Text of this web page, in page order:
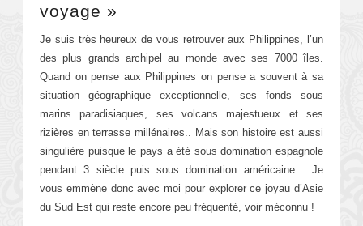
voyage »
Je suis très heureux de vous retrouver aux Philippines, l’un
des plus grands archipel au monde avec ses 7000 îles.
Quand on pense aux Philippines on pense a souvent à sa
situation géographique exceptionnelle, ses fonds sous
marins paradisiaques, ses volcans majestueux et ses
rizières en terrasse millénaires.. Mais son histoire est aussi
singulière puisque le pays a été sous domination espagnole
pendant 3 siècle puis sous domination américaine… Je
vous emmène donc avec moi pour explorer ce joyau d’Asie
du Sud Est qui reste encore peu fréquenté, voir méconnu !